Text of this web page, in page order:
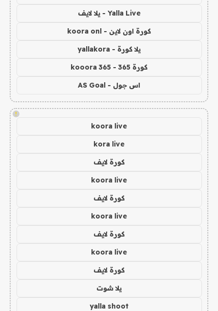
Yalla Live - يلا لايف
كورة اون لاين - koora onl
يلا كورة - yallakora
كورة 365 - kooora 365
اس جول - AS Goal
!
koora live
kora live
كورة لايف
koora live
كورة لايف
koora live
كورة لايف
koora live
كورة لايف
يلا شوت
yalla shoot